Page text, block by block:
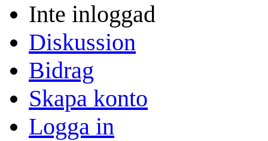
Inte inloggad
Diskussion
Bidrag
Skapa konto
Logga in